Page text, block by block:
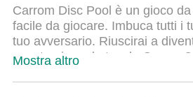
Carrom Disc Pool è un gioco
facile da giocare. Imbuca tutti i
tuo avversario. Riuscirai a
questo gioco da tavolo Carrom?
Mostra altro